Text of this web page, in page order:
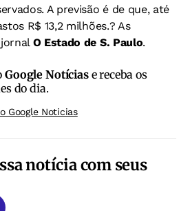
A previsão é de que, até
R$ 13,2 milhões.? As
O Estado de S. Paulo.
Google Notíciase receba os
do dia.
Google Noticias
notícia com seus